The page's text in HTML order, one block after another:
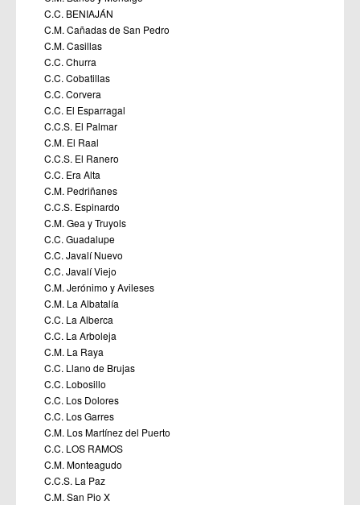
C.C. BENIAJÁN
C.M. Cañadas de San Pedro
C.M. Casillas
C.C. Churra
C.C. Cobatillas
C.C. Corvera
C.C. El Esparragal
C.C.S. El Palmar
C.M. El Raal
C.C.S. El Ranero
C.C. Era Alta
C.M. Pedriñanes
C.C.S. Espinardo
C.M. Gea y Truyols
C.C. Guadalupe
C.C. Javalí Nuevo
C.C. Javalí Viejo
C.M. Jerónimo y Avileses
C.M. La Albatalía
C.C. La Alberca
C.C. La Arboleja
C.M. La Raya
C.C. Llano de Brujas
C.C. Lobosillo
C.C. Los Dolores
C.C. Los Garres
C.M. Los Martínez del Puerto
C.C. LOS RAMOS
C.M. Monteagudo
C.C.S. La Paz
C.M. San Pio X